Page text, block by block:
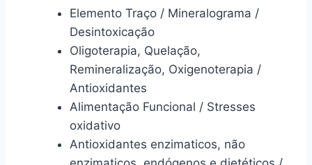
Elemento Traço / Mineralograma /
Desintoxicação
Oligoterapia, Quelação,
Remineralização, Oxigenoterapia /
Antioxidantes
Alimentação Funcional / Stresses
oxidativo
Antioxidantes enzimaticos, não